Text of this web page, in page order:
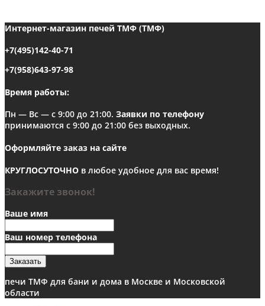
Интернет-магазин печей ТМФ (ТМФ)
+7(495)142-40-71
+7(958)643-97-98
Время работы:
Пн — Вс — с 9:00 до 21:00. Заявки по телефону
принимаются с 9:00 до 21:00 без выходных.
Оформляйте заказ на сайте
КРУГЛОСУТОЧНО в любое удобное для вас время!
Закажите звонок!
Ваше имя
Ваш номер телефона
Заказать
печи ТМФ для бани и дома в Москве и Московской
области